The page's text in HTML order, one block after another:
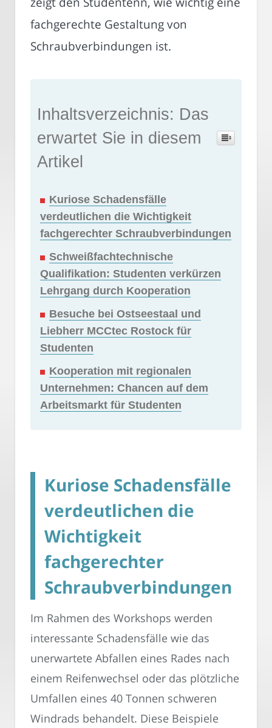
fachgerechte Gestaltung von
Schraubverbindungen ist.
Inhaltsverzeichnis: Das
erwartet Sie in diesem
Artikel
Kuriose Schadensfälle
verdeutlichen die Wichtigkeit
fachgerechter Schraubverbindungen
Schweißfachtechnische
Qualifikation: Studenten verkürzen
Lehrgang durch Kooperation
Besuche bei Ostseestaal und
Liebherr MCCtec Rostock für
Studenten
Kooperation mit regionalen
Unternehmen: Chancen auf dem
Arbeitsmarkt für Studenten
Kuriose Schadensfälle
verdeutlichen die
Wichtigkeit
fachgerechter
Schraubverbindungen
Im Rahmen des Workshops werden
interessante Schadensfälle wie das
unerwartete Abfallen eines Rades nach
einem Reifenwechsel oder das plötzliche
Umfallen eines 40 Tonnen schweren
Windrads behandelt. Diese Beispiele